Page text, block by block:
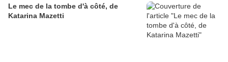
Le mec de la tombe d'à côté, de
Katarina Mazetti